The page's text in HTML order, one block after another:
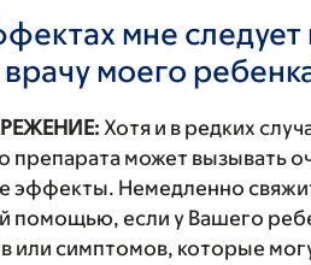
мне
моего
Хотя и в редких
препарата может вызывать
эффекты. Немедленно
помощью, если у Вашего
или симптомов, которые